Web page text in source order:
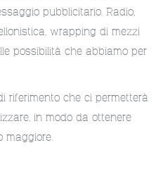
pubblicitario. Radio,
wrapping di mezzi
possibilità che abbiamo per
riferimento che ci permetterà
in modo da ottenere